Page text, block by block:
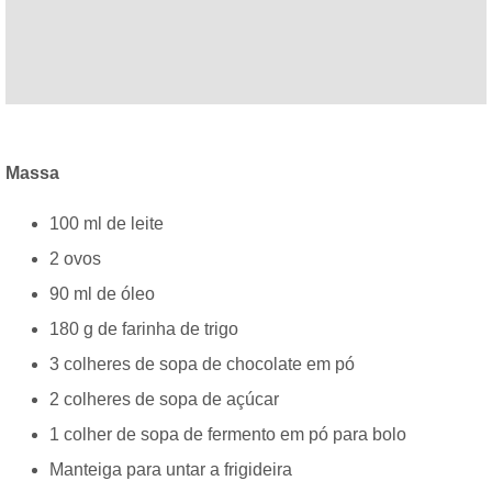
Massa
100 ml de leite
2 ovos
90 ml de óleo
180 g de farinha de trigo
3 colheres de sopa de chocolate em pó
2 colheres de sopa de açúcar
1 colher de sopa de fermento em pó para bolo
Manteiga para untar a frigideira